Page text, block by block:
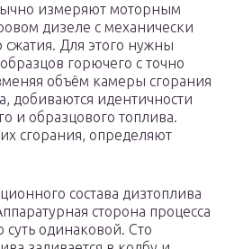
измеряют моторным
дизеле с механически
Для этого нужны
горючего с точно
объём камеры сгорания
добиваются идентичности
и образцового топлива.
сгорания, определяют
состава дизтоплива
сторона процесса
одинаковой. Сто